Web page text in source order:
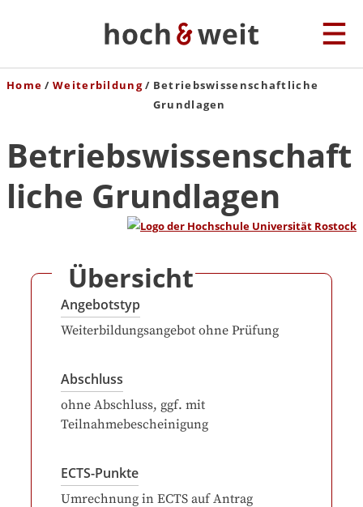
Home Weiterbildung
Betriebswissenschaftliche
Grundlagen
Betriebswissenschaft
liche Grundlagen
Übersicht
Angebotstyp
Weiterbildungsangebot ohne Prüfung
Abschluss
ohne Abschluss, ggf. mit
Teilnahmebescheinigung
ECTS-Punkte
Umrechnung in ECTS auf Antrag